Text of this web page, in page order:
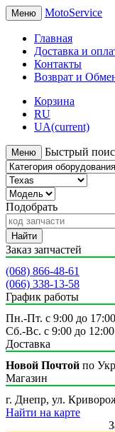
Меню MotoService
Главная
Доставка и
Контакты
Возврат и
Корзина
RU
UA(current)
Меню Быстрый
Подобрать
Найти
Заказ запчастей
(068) 866-48-61
(066) 338-13-58
График работы
Пн.-Пт. с 9:00 до 17:00
Сб.-Вс. с 9:00 до 12:00
Доставка
Новой Почтой по
Магазин
г. Днепр, ул.
Найти на карте